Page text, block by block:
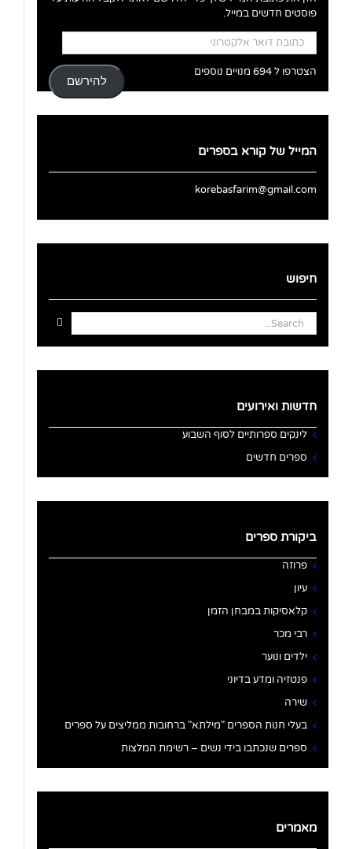
פוסטים חדשים במייל.
כתובת
דואר
אלקטרוני
להירשם
הצטרפו ל 694 מנויים נוספים
המייל של קורא בספרים
korebasfarim@gmail.com
חיפוש
Search
for:
חדשות ואירועים
לינקים ספרותיים לסוף השבוע
ספרים חדשים
ביקורת ספרים
פרוזה
עיון
קלאסיקות במבחן הזמן
רבי מכר
ילדים ונוער
פנטזיה ומדע בדיוני
שירה
בעלי חנות הספרים "מילתא" ברחובות ממליצים על ספרים
ספרים שנכתבו בידי נשים – רשימת המלצות
מאמרים